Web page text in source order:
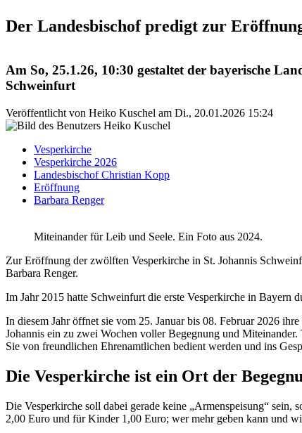
Der Landesbischof predigt zur
Am So, 25.1.26, 10:30 gestaltet der bayerische
Schweinfurt
Veröffentlicht von Heiko Kuschel am Di., 20.01.2026 15:24
Vesperkirche
Vesperkirche 2026
Landesbischof Christian Kopp
Eröffnung
Barbara Renger
Miteinander für Leib und Seele. Ein Foto aus 2024.
Zur Eröffnung der zwölften Vesperkirche in St. Johannis
Barbara Renger.
Im Jahr 2015 hatte Schweinfurt die erste Vesperkirche in Bayern
In diesem Jahr öffnet sie vom 25. Januar bis 08. Februar 2026
Johannis ein zu zwei Wochen voller Begegnung und
Sie von freundlichen Ehrenamtlichen bedient werden und ins
Die Vesperkirche ist ein Ort der
Die Vesperkirche soll dabei gerade keine „Armenspeisung“
2,00 Euro und für Kinder 1,00 Euro; wer mehr geben kann und